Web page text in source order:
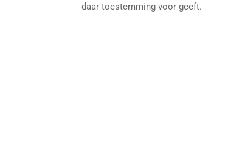
daar toestemming voor geeft.